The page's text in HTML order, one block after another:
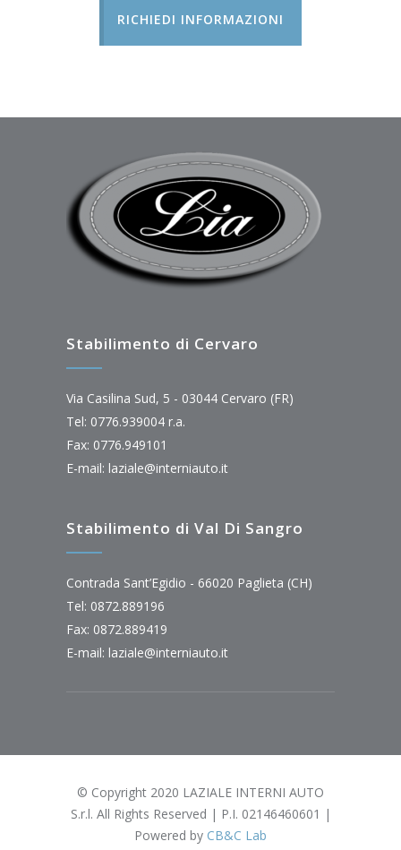
RICHIEDI INFORMAZIONI
Stabilimento di Cervaro
Via Casilina Sud, 5 - 03044 Cervaro (FR)
Tel: 0776.939004 r.a.
Fax: 0776.949101
E-mail: laziale@interniauto.it
Stabilimento di Val Di Sangro
Contrada Sant’Egidio - 66020 Paglieta (CH)
Tel: 0872.889196
Fax: 0872.889419
E-mail: laziale@interniauto.it
© Copyright 2020 LAZIALE INTERNI AUTO
S.r.l. All Rights Reserved | P.I. 02146460601 |
Powered by CB&C Lab